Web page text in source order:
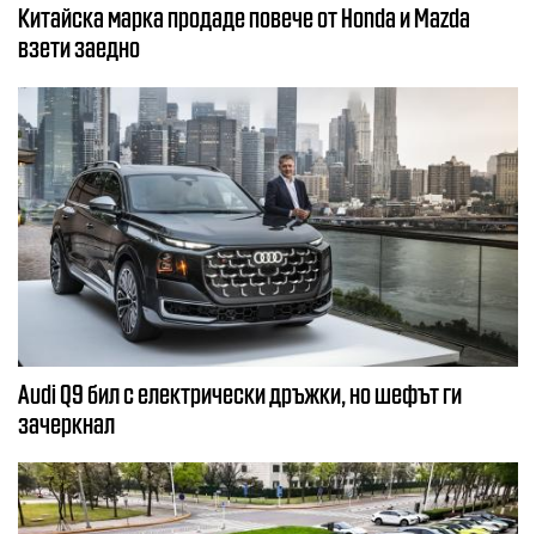
Китайска марка продаде повече от Honda и Mazda
взети заедно
Audi Q9 бил с електрически дръжки, но шефът ги
зачеркнал